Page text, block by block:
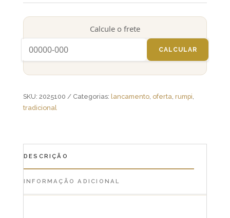
9"
quantidade
Calcule o frete
CALCULAR
SKU: 2025100 Categorias: lancamento, oferta, rumpi,
tradicional
DESCRIÇÃO
INFORMAÇÃO ADICIONAL